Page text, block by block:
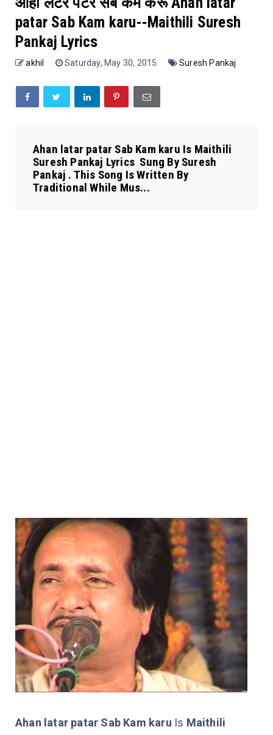
patar Sab Kam karu--Maithili Suresh
Pankaj Lyrics
akhil Saturday, May 30, 2015 Suresh Pankaj
Ahan latar patar Sab Kam karu Is Maithili
Suresh Pankaj Lyrics Sung By Suresh
Pankaj . This Song Is Written By
Traditional While Mus...
Ahan latar patar Sab Kam karu Is Maithili